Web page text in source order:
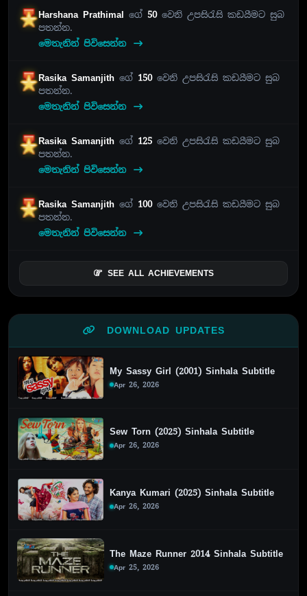
Harshana Prathimal ගේ 50වෙනි උපසිරැසි කඩයීමට සුබ
පතන්න.
මෙතැනින් පිවිසෙන්න
Rasika Samanjithගේ 150වෙනි උපසිරැසි කඩයීමට සුබ
පතන්න.
මෙතැනින් පිවිසෙන්න
Rasika Samanjithගේ 125 වෙනි උපසිරැසි කඩයීමට සුබ
පතන්න.
මෙතැනින් පිවිසෙන්න
Rasika Samanjithගේ 100වෙනි උපසිරැසි කඩයීමට සුබ
පතන්න.
මෙතැනින් පිවිසෙන්න
SEE ALL ACHIEVEMENTS
DOWNLOAD UPDATES
My Sassy Girl (2001) Sinhala Subtitle
Apr 26, 2026
Sew Torn (2025) Sinhala Subtitle
Apr 26, 2026
Kanya Kumari (2025) Sinhala Subtitle
Apr 26, 2026
The Maze Runner 2014 Sinhala Subtitle
Apr 25, 2026